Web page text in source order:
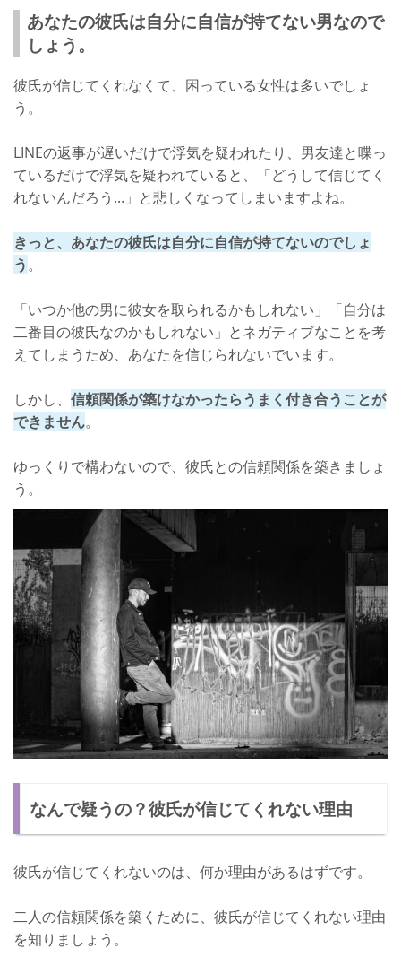
あなたの彼氏は自分に自信が持てない男なので
しょう。
彼氏が信じてくれなくて、困っている女性は多いでしょ
う。
LINEの返事が遅いだけで浮気を疑われたり、男友達と喋っ
ているだけで浮気を疑われていると、「どうして信じてく
れないんだろう...」と悲しくなってしまいますよね。
きっと、あなたの彼氏は自分に自信が持てないのでしょ
う。
「いつか他の男に彼女を取られるかもしれない」「自分は
二番目の彼氏なのかもしれない」とネガティブなことを考
えてしまうため、あなたを信じられないでいます。
しかし、 信頼関係が築けなかったらうまく付き合うことが
できません。
ゆっくりで構わないので、彼氏との信頼関係を築きましょ
う。
なんで疑うの？彼氏が信じてくれない理由
彼氏が信じてくれないのは、何か理由があるはずです。
二人の信頼関係を築くために、彼氏が信じてくれない理由
を知りましょう。